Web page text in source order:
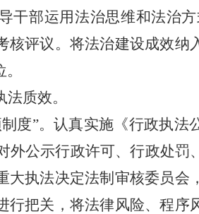
干部运用法治思维和法治
核评议。将法治建设成效纳
。
法质效。
度”。认真实施 《行政执
外公示行政许可、行政处罚
大执法决定法制审核委员会
行把关，将法律风险、程序